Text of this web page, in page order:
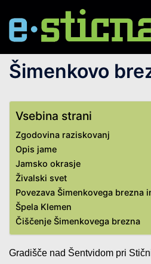
content
Šimenkovo
Vsebina strani
Zgodovina raziskovanj
Opis jame
Jamsko okrasje
Živalski svet
Povezava Šimenkovega brezna
Špela Klemen
Čiščenje Šimenkovega brezna
Gradišče nad Šentvidom pri